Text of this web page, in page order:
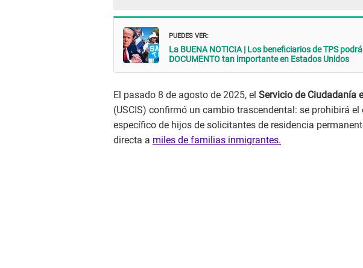
PUEDES VER:
La BUENA NOTICIA | Los beneficiarios de TPS
DOCUMENTO tan importante en Estados Unidos
El pasado 8 de agosto de 2025, el Servicio de Ciudadanía
(USCIS) confirmó un cambio trascendental: se prohibirá
específico de hijos de solicitantes de residencia
directa a miles de familias inmigrantes.